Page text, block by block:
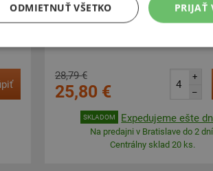
28,79 €
25,80 €
+
–
SKLADOM Expedujeme ešte
Na predajni v Bratislave do 2
Centrálny sklad 20 ks.
PRIJAŤ
ODMIETNUŤ VŠETKO